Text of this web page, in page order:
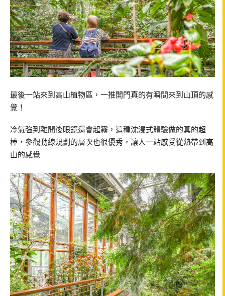
最後一站來到高山植物區，一推開門真的有瞬間來到山頂的感
覺！
冷氣強到離開後眼鏡還會起霧，這種沈浸式體驗做的真的超
棒，參觀動線規劃的層次也很優秀，讓人一站感受從熱帶到高
山的感覺